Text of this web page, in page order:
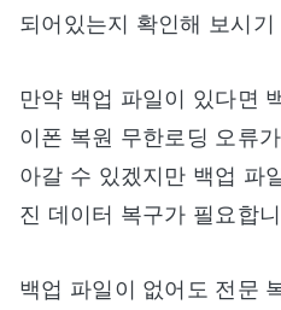
되어있는지 확인해 보시기
만약 백업 파일이 있다면
이폰 복원 무한로딩 오류
아갈 수 있겠지만 백업 파
진 데이터 복구가 필요합니
백업 파일이 없어도 전문